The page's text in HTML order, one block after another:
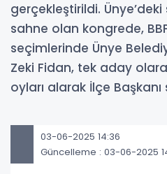
gerçekleştirildi.
sahne olan kongrede,
seçimlerinde Ünye
Zeki Fidan, tek aday
oyları alarak İlçe Başkanı
03-06-2025 14:36
Güncelleme : 03-06-2025